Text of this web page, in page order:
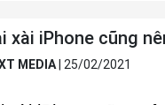
xài iPhone cũng
MEDIA 25/02/2021